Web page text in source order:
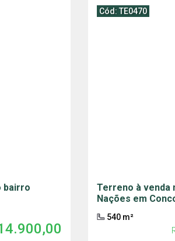
bairro
Cód: TE0470
Terreno à venda
Nações em
540 m²